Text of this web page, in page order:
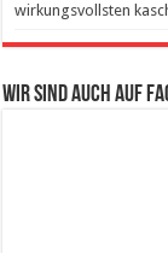
wirkungsvollsten
Wir sind auch auf